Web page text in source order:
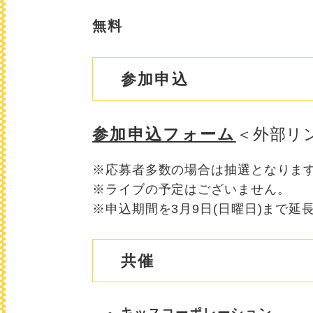
無料
参加申込
参加申込フォーム ＜外部リ
​※応募者多数の場合は抽選となります
※ライブの予定はございません。
※申込期間を3月9日(日曜日)まで延長
共催